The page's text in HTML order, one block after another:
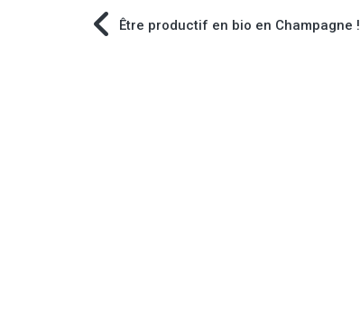
Navigation
Être productif en bio en Champagne !
dans l'Agra Fil)